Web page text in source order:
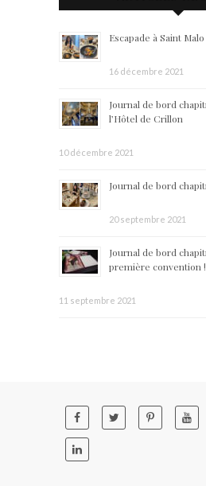
Escapade à Saint Malo
16 décembre 2021
Journal de bord
l’Hôtel de Crillon
10 décembre 2021
Journal de bord
20 septembre 2021
Journal de bord
première convention !
11 septembre 2021